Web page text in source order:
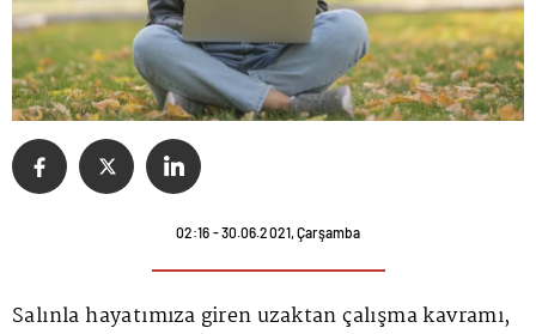
02:16 - 30.06.2021, Çarşamba
Salınla hayatımıza giren uzaktan çalışma kavramı,